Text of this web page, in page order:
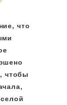
что
чтобы